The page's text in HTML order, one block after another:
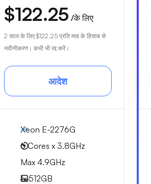
$122.25 /के लिए
2 साल के लिए $122.25 प्रति माह के हिसाब से
नवीनीकरण। कभी भी रद्द करें।
आदेश
Xeon E-2276G
6 Cores x 3.8GHz
Max 4.9GHz
1x512GB